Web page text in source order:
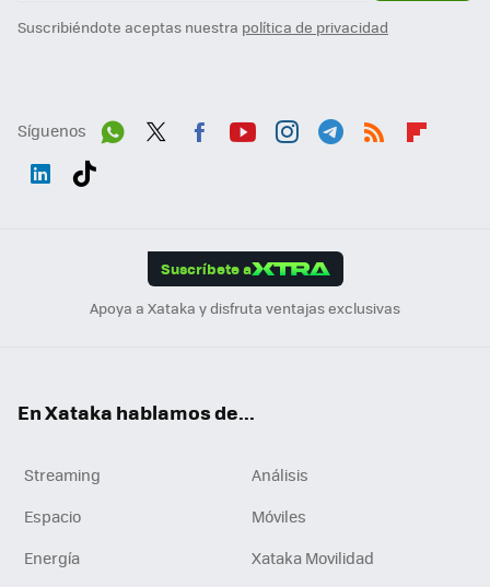
Suscribiéndote aceptas nuestra política de privacidad
Síguenos
Suscríbete a
Apoya a Xataka y disfruta ventajas exclusivas
En Xataka hablamos de...
Streaming
Análisis
Espacio
Móviles
Energía
Xataka Movilidad